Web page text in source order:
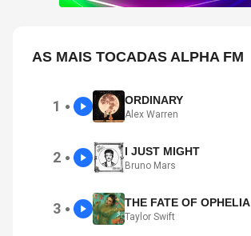
AS MAIS TOCADAS ALPHA FM
1 ● ORDINARY
Alex Warren
2 ● I JUST MIGHT
Bruno Mars
3 ● THE FATE OF OPHELIA
Taylor Swift